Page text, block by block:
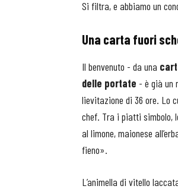
Si filtra, e abbiamo un
Una carta fuori
Il benvenuto - da una
delle portate - è già un
lievitazione di 36 ore. Lo
chef. Tra i piatti simbolo,
al limone, maionese
fieno».
L’animella di vitello